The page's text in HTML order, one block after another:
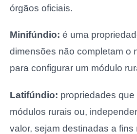
órgãos oficiais.
Minifúndio: é uma
dimensões não completam o
para configurar um módulo
Latifúndio: propriedades
módulos rurais ou,
valor, sejam destinadas a fins